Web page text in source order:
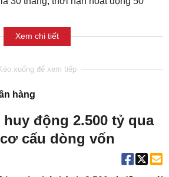
Xem chi tiết
hàng
huy động 2.500 tỷ qua
cấu dòng vốn